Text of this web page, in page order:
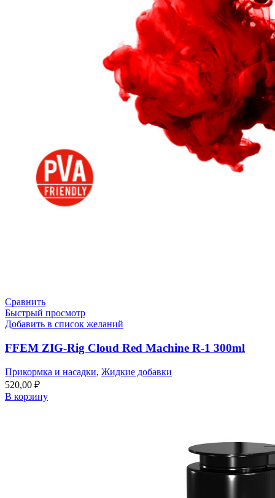
Сравнить
Быстрый просмотр
Добавить в список желаний
FFEM ZIG-Rig Cloud Red Machine R-1 300ml
Прикормка и насадки, Жидкие добавки
520,00 ₽
В корзину